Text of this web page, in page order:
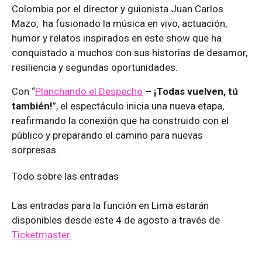
Colombia por el director y guionista Juan Carlos
Mazo, ha fusionado la música en vivo, actuación,
humor y relatos inspirados en este show que ha
conquistado a muchos con sus historias de desamor,
resiliencia y segundas oportunidades.
Con “Planchando el Despecho – ¡Todas vuelven, tú
también!”, el espectáculo inicia una nueva etapa,
reafirmando la conexión que ha construido con el
público y preparando el camino para nuevas
sorpresas.
Todo sobre las entradas
Las entradas para la función en Lima estarán
disponibles desde este 4 de agosto a través de
Ticketmaster.